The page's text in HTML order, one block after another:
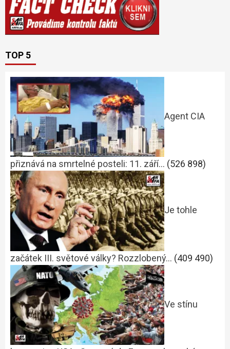
TOP 5
Agent CIA
přiznává na smrtelné posteli: 11. září… (526 898)
Je tohle
začátek III. světové války? Rozzlobený… (409 490)
Ve stínu